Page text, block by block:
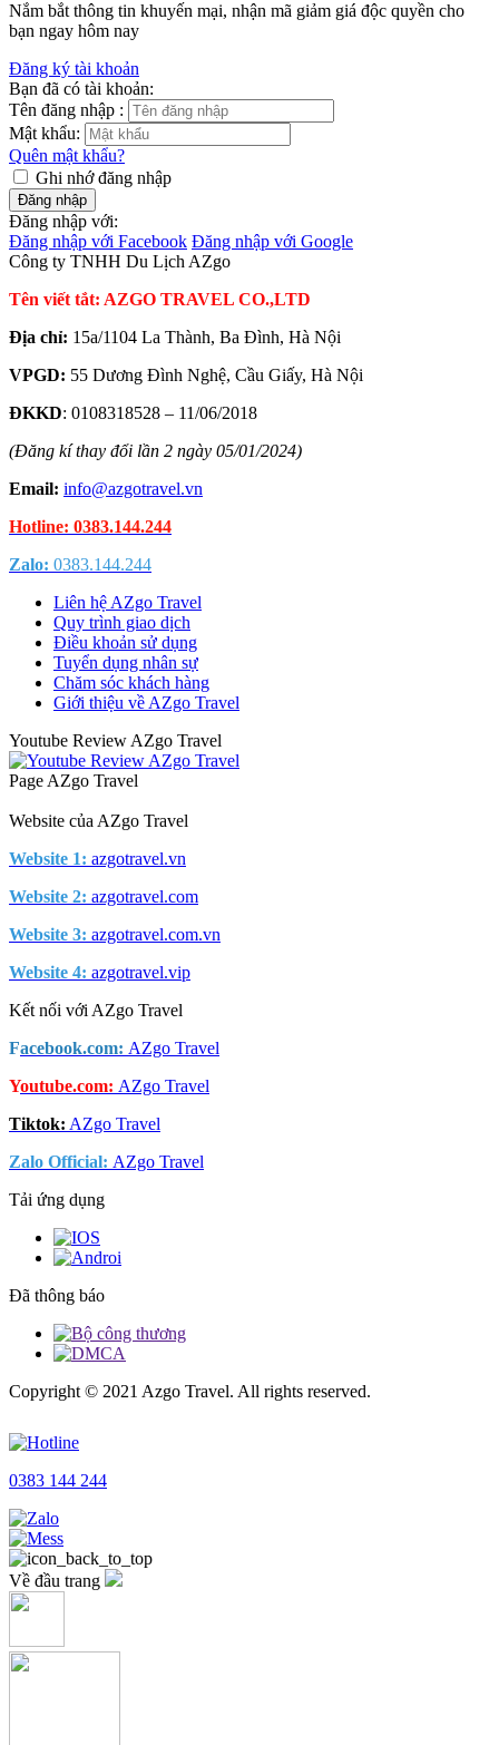
Nắm bắt thông tin khuyến mại, nhận mã giảm giá độc quyền cho
bạn ngay hôm nay
Đăng ký tài khoản
Bạn đã có tài khoản:
Tên đăng nhập :
Mật khẩu:
Quên mật khẩu?
Ghi nhớ đăng nhập
Đăng nhập
Đăng nhập với:
Đăng nhập với Facebook Đăng nhập với Google
Công ty TNHH Du Lịch AZgo
Tên viết tắt: AZGO TRAVEL CO.,LTD
Địa chỉ: 15a/1104 La Thành, Ba Đình, Hà Nội
VPGD: 55 Dương Đình Nghệ, Cầu Giấy, Hà Nội
ĐKKD: 0108318528 – 11/06/2018
(Đăng kí thay đổi lần 2 ngày 05/01/2024)
Email: info@azgotravel.vn
Hotline: 0383.144.244
Zalo: 0383.144.244
Liên hệ AZgo Travel
Quy trình giao dịch
Điều khoản sử dụng
Tuyển dụng nhân sự
Chăm sóc khách hàng
Giới thiệu về AZgo Travel
Youtube Review AZgo Travel
Page AZgo Travel
Website của AZgo Travel
Website 1: azgotravel.vn
Website 2: azgotravel.com
Website 3: azgotravel.com.vn
Website 4: azgotravel.vip
Kết nối với AZgo Travel
Facebook.com: AZgo Travel
Youtube.com: AZgo Travel
Tiktok: AZgo Travel
Zalo Official: AZgo Travel
Tải ứng dụng
Đã thông báo
Copyright © 2021 Azgo Travel. All rights reserved.
0383 144 244
Về đầu trang